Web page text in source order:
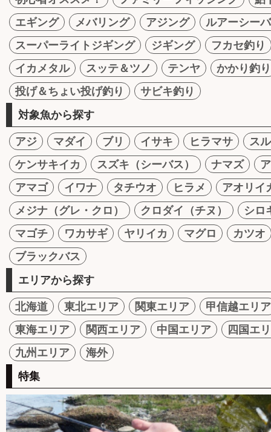
エギング
メバリング アジング
ルアーシー
スーパーライトジギング
ジギング
フカセ釣り
イカメタル
スッテ＆ツノ テンヤ
かかり釣り
投げ＆ちょい投げ釣り
サビキ釣り
対象魚から探す
アジ マダイ ブリ イサキ ヒラマサ
ス
ケンサキイカ
スズキ（シーバス） ナマズ
アマゴ
イワナ タチウオ ヒラメ
アオリイ
メジナ（グレ・クロ）
クロダイ（チヌ）
シロ
マゴチ
ワカサギ ヤリイカ マグロ
カツオ
ブラックバス
エリアから探す
北海道 東北エリア 関東エリア
甲信越エリア
東海エリア
関西エリア 中国エリア
四国エ
九州エリア
海外
特集